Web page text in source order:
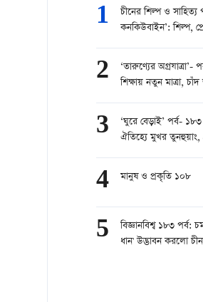
1
চীনের শিল্প ও সাহিত্য পর্ব-৩: ‘ফেয়ারওয়েল মাই
কনকিউবাইন’: শিল্প,
2
‘তারুণ্যের অগ্রযাত্রা’-
শিক্ষায় নতুন মাত্রা,
3
‘ঘুরে বেড়াই’ পর্ব-
ঐতিহ্যে মুখর তুনহুয়াং,
4 মানুষ ও প্রকৃতি ১০৮
5
বিজ্ঞানবিশ্ব ১৮৩ পর্ব:
ধান' উদ্ভাবন করলো চীন